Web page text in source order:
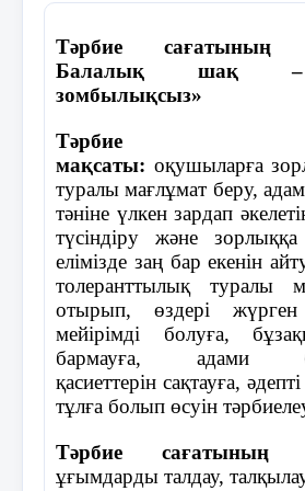
кітаптарын қаптауы
бірге сабақ кестесі
әкелуі керектігін айтты.
Қаулы:
Әрбір оқушы І
бағалармен аяқтауға
қарасын.
Сынып секторлары
Оқушылардың
кітап секторына
16-желтоқсанда
Республикасы
құқықтық мемлекет
жарияланды.
2-қазанда
ТМ-13» кемесімен
қазақтың тұңғыш
Әубәкіров Тоқтар
ұшты.
29-тамызда ҚР
Назарбаевтың
полигоны жабылды.
1994 жыл:
Тәрбие сағатының
Балалық шақ –
зомбылықсыз»
Тәрбие
мақсаты: оқушыларға
туралы мағлұмат беру,
тәніне үлкен зардап
түсіндіру және
елімізде заң бар екенін
толеранттылық туралы
отырып, өздері жүрген
мейірімді болуға,
бармауға, адами
қасиеттерін сақтауға,
тұлға болып өсуін
Тәрбие
ұғымдарды талдау,